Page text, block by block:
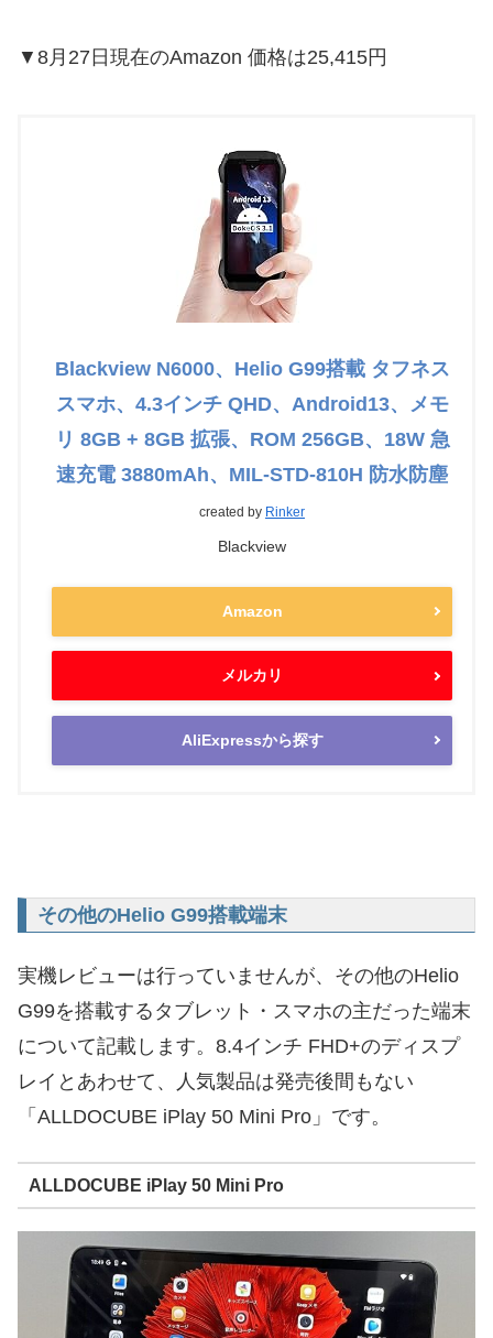
▼8月27日現在のAmazon 価格は25,415円
Blackview N6000、Helio G99搭載 タフネス
スマホ、4.3インチ QHD、Android13、メモ
リ 8GB + 8GB 拡張、ROM 256GB、18W 急
速充電 3880mAh、MIL-STD-810H 防水防塵
created by Rinker
Blackview
Amazon
メルカリ
AliExpressから探す
その他のHelio G99搭載端末
実機レビューは行っていませんが、その他のHelio
G99を搭載するタブレット・スマホの主だった端末
について記載します。8.4インチ FHD+のディスプ
レイとあわせて、人気製品は発売後間もない
「ALLDOCUBE iPlay 50 Mini Pro」です。
ALLDOCUBE iPlay 50 Mini Pro